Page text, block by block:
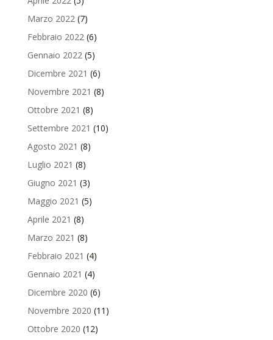
Marzo 2022(7)
Febbraio 2022(6)
Gennaio 2022(5)
Dicembre 2021 (6)
Novembre 2021 (8)
Ottobre 2021 (8)
Settembre 2021 (10)
Agosto 2021 (8)
Luglio 2021 (8)
Giugno 2021 (3)
Maggio 2021 (5)
Aprile 2021 (8)
Marzo 2021 (8)
Febbraio 2021 (4)
Gennaio 2021 (4)
Dicembre 2020 (6)
Novembre 2020 (11)
Ottobre 2020 (12)